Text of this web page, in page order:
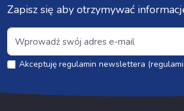
Zapisz się aby otrzymywać
Akceptuję regulamin newslettera